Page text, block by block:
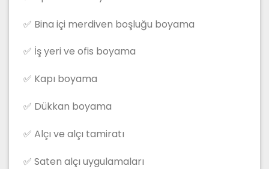
✅ Bina içi merdiven boşluğu boyama
✅ İş yeri ve ofis boyama
✅ Kapı boyama
✅ Dükkan boyama
✅ Alçı ve alçı tamiratı
✅ Saten alçı uygulamaları